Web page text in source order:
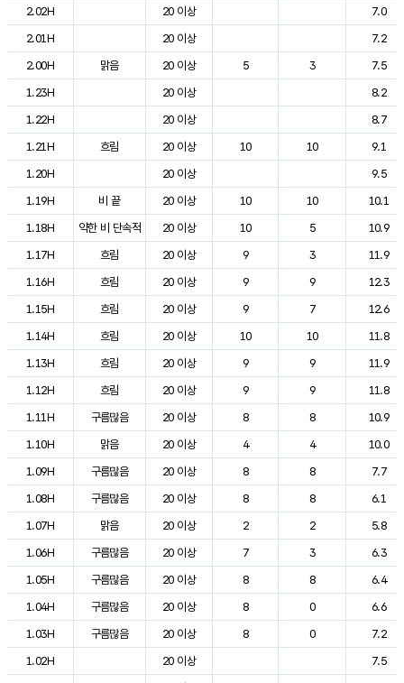
2.02H
20 이상
7.0
2.01H
20 이상
7.2
2.00H
맑음 20 이상 5 3
7.5
1.23H
20 이상
8.2
1.22H
20 이상
8.7
1.21H
흐림 20 이상 10 10
9.1
1.20H
20 이상
9.5
1.19H
비 끝 20 이상 10 10
10.1
1.18H
약한 비 단속적 20 이상 10 5
10.9
1.17H
흐림 20 이상 9 3
11.9
1.16H
흐림 20 이상 9 9
12.3
1.15H
흐림 20 이상 9 7
12.6
1.14H
흐림 20 이상 10 10
11.8
1.13H
흐림 20 이상 9 9
11.9
1.12H
흐림 20 이상 9 9
11.8
1.11H
구름많음 20 이상 8 8
10.9
1.10H
맑음 20 이상 4 4
10.0
1.09H
구름많음 20 이상 8 8
7.7
1.08H
구름많음 20 이상 8 8
6.1
1.07H
맑음 20 이상 2 2
5.8
1.06H
구름많음 20 이상 7 3
6.3
1.05H
구름많음 20 이상 8 8
6.4
1.04H
구름많음 20 이상 8 0
6.6
1.03H
구름많음 20 이상 8 0
7.2
1.02H
20 이상
7.5